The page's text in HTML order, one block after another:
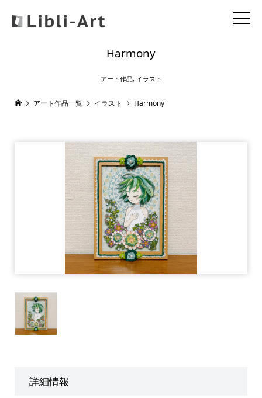
Harmony
アート作品, イラスト
アート作品一覧 イラスト Harmony
詳細情報